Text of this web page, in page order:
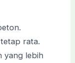
rata.
yang lebih